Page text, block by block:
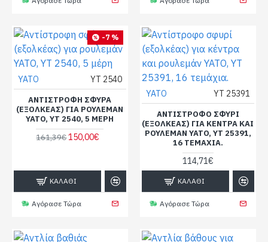
-7 %
YATO YT 2540
ΑΝΤΊΣΤΡΟΦΗ ΣΦΎΡΑ
(ΕΞΟΛΚΈΑΣ) ΓΙΑ ΡΟΥΛΕΜΆΝ
YATO, YT 2540, 5 ΜΈΡΗ
161,39€150,00€
ΚΑΛΆΘΙ
Αγόρασε Τώρα
YATO YT 25391
ΑΝΤΊΣΤΡΟΦΟ ΣΦΥΡΊ
(ΕΞΟΛΚΈΑΣ) ΓΙΑ ΚΈΝΤΡΑ ΚΑΙ
ΡΟΥΛΕΜΆΝ YATO, YT 25391,
16 ΤΕΜΆΧΙΑ.
114,71€
ΚΑΛΆΘΙ
Αγόρασε Τώρα